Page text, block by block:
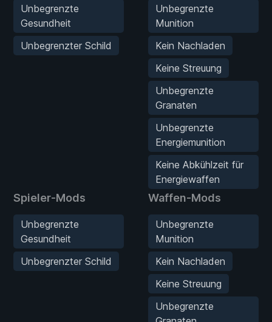
Unbegrenzte
Gesundheit
Unbegrenzter Schild
Unbegrenzte
Munition
Kein Nachladen
Keine Streuung
Unbegrenzte
Granaten
Unbegrenzte
Energiemunition
Keine Abkühlzeit für
Energiewaffen
Spieler-Mods
Unbegrenzte
Gesundheit
Unbegrenzter Schild
Waffen-Mods
Unbegrenzte
Munition
Kein Nachladen
Keine Streuung
Unbegrenzte